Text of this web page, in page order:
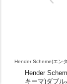
Hender Scheme(エン
Hender
キーマ)ダブ